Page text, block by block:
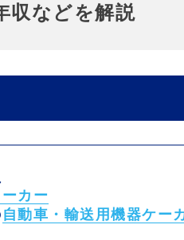
収などを解説
カー
自動車・輸送用機器ケー